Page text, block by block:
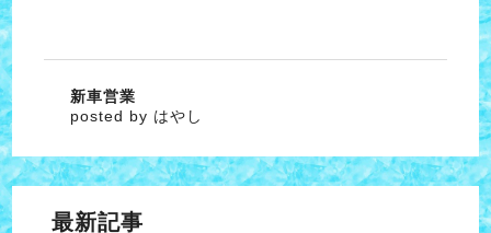
新車営業
posted by はやし
最新記事